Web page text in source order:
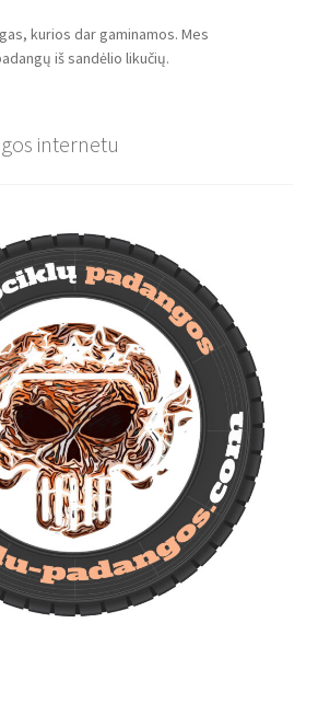
kurios dar gaminamos. Mes
iš sandėlio likučių.
internetu